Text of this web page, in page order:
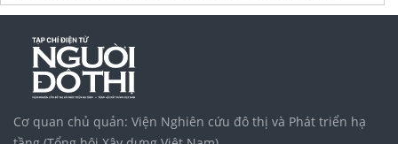
northhanoismartcity.com.vn/
Theo dõishophouse Vinhomes Global Sportia
Dự ánThe Emerald River Park
Cơ quan chủ quản: Viện Nghiên cứu đô thị và Phát triển hạ